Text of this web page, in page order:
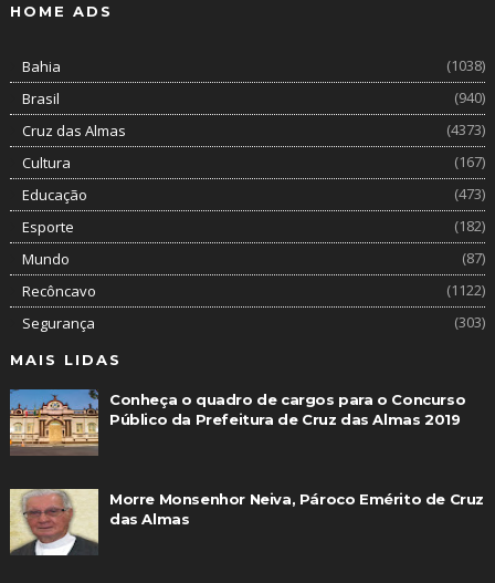
HOME ADS
Bahia
(1038)
Brasil
(940)
Cruz das Almas
(4373)
Cultura
(167)
Educação
(473)
Esporte
(182)
Mundo
(87)
Recôncavo
(1122)
Segurança
(303)
MAIS LIDAS
Conheça o quadro de cargos para o Concurso
Público da Prefeitura de Cruz das Almas 2019
Morre Monsenhor Neiva, Pároco Emérito de Cruz
das Almas